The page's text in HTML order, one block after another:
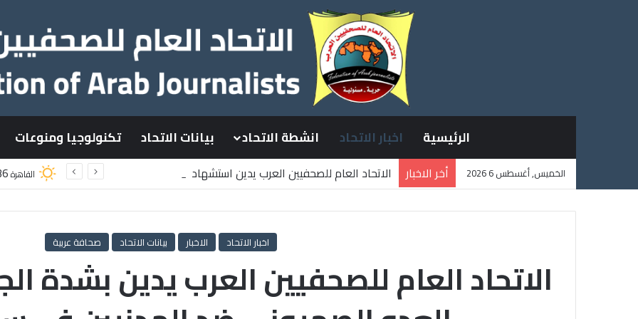
الرئيسية اخبار الاتحاد انشطة الاتحاد بيانات الاتحاد تكنولوجيا ومنوعات
الخميس, أغسطس 6 2026 أخر الاخبار
الاتحاد العام للصحفيين العرب يدين استشهاد
القاهرة
اخبار الاتحاد الاخبار بيانات الاتحاد صحافة عربية
الاتحاد العام للصحفيين العرب يدين بشدة